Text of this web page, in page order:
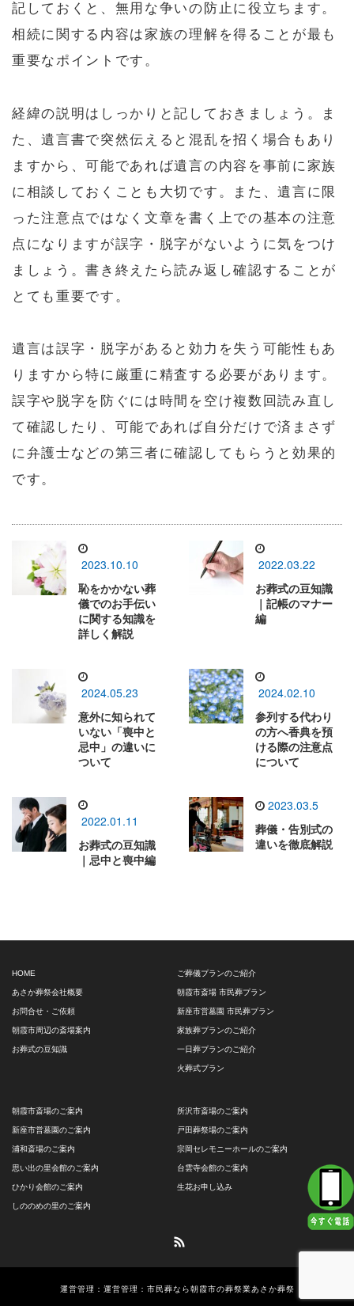
記しておくと、無用な争いの防止に役立ちます。
相続に関する内容は家族の理解を得ることが最も
重要なポイントです。
経緯の説明はしっかりと記しておきましょう。ま
た、遺言書で突然伝えると混乱を招く場合もあり
ますから、可能であれば遺言の内容を事前に家族
に相談しておくことも大切です。また、遺言に限
った注意点ではなく文章を書く上での基本の注意
点になりますが誤字・脱字がないように気をつけ
ましょう。書き終えたら読み返し確認することが
とても重要です。
遺言は誤字・脱字があると効力を失う可能性もあ
りますから特に厳重に精査する必要があります。
誤字や脱字を防ぐには時間を空け複数回読み直し
て確認したり、可能であれば自分だけで済まさず
に弁護士などの第三者に確認してもらうと効果的
です。
2023.10.10
恥をかかない葬
儀でのお手伝い
に関する知識を
詳しく解説
2022.03.22
お葬式の豆知識
｜記帳のマナー
編
2024.05.23
意外に知られて
いない「喪中と
忌中」の違いに
ついて
2024.02.10
参列する代わり
の方へ香典を預
ける際の注意点
について
2022.01.11
お葬式の豆知識
｜忌中と喪中編
2023.03.5
葬儀・告別式の
違いを徹底解説
HOME
あさか葬祭会社概要
お問合せ・ご依頼
朝霞市周辺の斎場案内
お葬式の豆知識
ご葬儀プランのご紹介
朝霞市斎場 市民葬プラン
新座市営墓園 市民葬プラン
家族葬プランのご紹介
一日葬プランのご紹介
火葬式プラン
朝霞市斎場のご案内
新座市営墓園のご案内
浦和斎場のご案内
思い出の里会館のご案内
ひかり会館のご案内
しののめの里のご案内
所沢市斎場のご案内
戸田葬祭場のご案内
宗岡セレモニーホールのご案内
台雲寺会館のご案内
生花お申し込み
運営管理：運営管理：市民葬なら朝霞市の葬祭業あさか葬祭